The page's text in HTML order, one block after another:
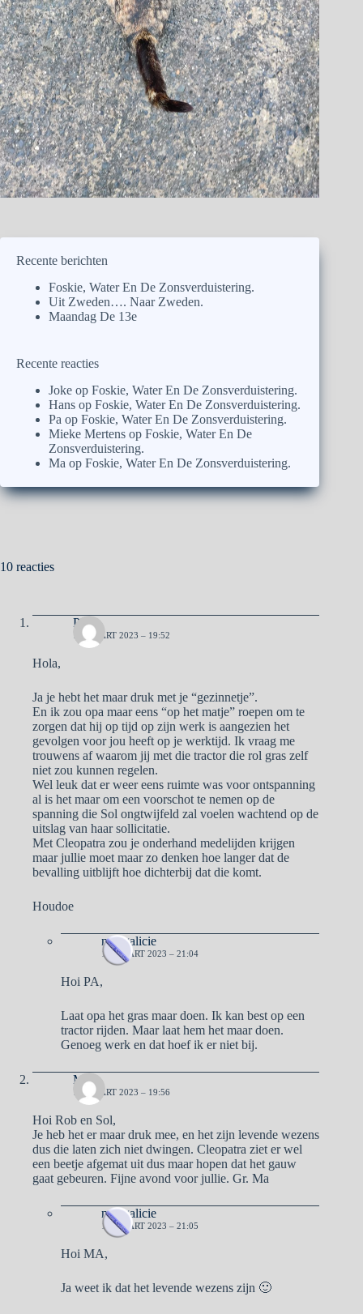
Recente berichten
Foskie, Water En De Zonsverduistering.
Uit Zweden…. Naar Zweden.
Maandag De 13e
Recente reacties
Joke op Foskie, Water En De Zonsverduistering.
Hans op Foskie, Water En De Zonsverduistering.
Pa op Foskie, Water En De Zonsverduistering.
Mieke Mertens op Foskie, Water En De
Zonsverduistering.
Ma op Foskie, Water En De Zonsverduistering.
10 reacties
Pa
18 MAART 2023 – 19:52
Hola,
Ja je hebt het maar druk met je “gezinnetje”.
En ik zou opa maar eens “op het matje” roepen om te
zorgen dat hij op tijd op zijn werk is aangezien het
gevolgen voor jou heeft op je werktijd. Ik vraag me
trouwens af waarom jij met die tractor die rol gras zelf
niet zou kunnen regelen.
Wel leuk dat er weer eens ruimte was voor ontspanning
al is het maar om een voorschot te nemen op de
spanning die Sol ongtwijfeld zal voelen wachtend op de
uitslag van haar sollicitatie.
Met Cleopatra zou je onderhand medelijden krijgen
maar jullie moet maar zo denken hoe langer dat de
bevalling uitblijft hoe dichterbij dat die komt.
Houdoe
naargalicie
19 MAART 2023 – 21:04
Hoi PA,
Laat opa het gras maar doen. Ik kan best op een
tractor rijden. Maar laat hem het maar doen.
Genoeg werk en dat hoef ik er niet bij.
Ma
18 MAART 2023 – 19:56
Hoi Rob en Sol,
Je heb het er maar druk mee, en het zijn levende wezens
dus die laten zich niet dwingen. Cleopatra ziet er wel
een beetje afgemat uit dus maar hopen dat het gauw
gaat gebeuren. Fijne avond voor jullie. Gr. Ma
naargalicie
19 MAART 2023 – 21:05
Hoi MA,
Ja weet ik dat het levende wezens zijn 🙂